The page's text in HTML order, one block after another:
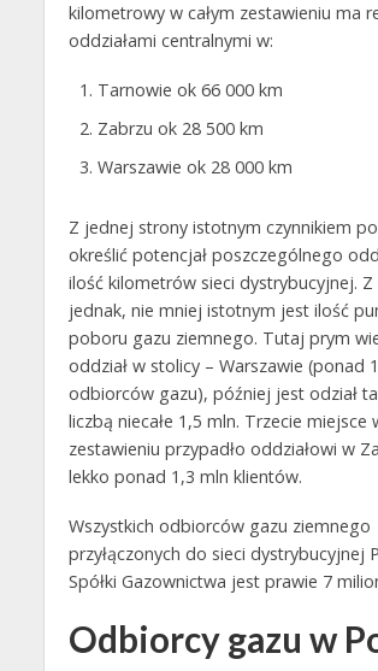
kilometrowy w całym zestawieniu ma
oddziałami centralnymi w:
Tarnowie ok 66 000 km
Zabrzu ok 28 500 km
Warszawie ok 28 000 km
Z jednej strony istotnym czynnikiem
określić potencjał poszczególnego
ilość kilometrów sieci dystrybucyjnej.
jednak, nie mniej istotnym jest ilość
poboru gazu ziemnego. Tutaj prym
oddział w stolicy – Warszawie (ponad
odbiorców gazu), później jest odział
liczbą niecałe 1,5 mln. Trzecie miejsce
zestawieniu przypadło oddziałowi w
lekko ponad 1,3 mln klientów.
Wszystkich odbiorców gazu ziemnego
przyłączonych do sieci dystrybucyjnej
Spółki Gazownictwa jest prawie 7
Odbiorcy gazu w